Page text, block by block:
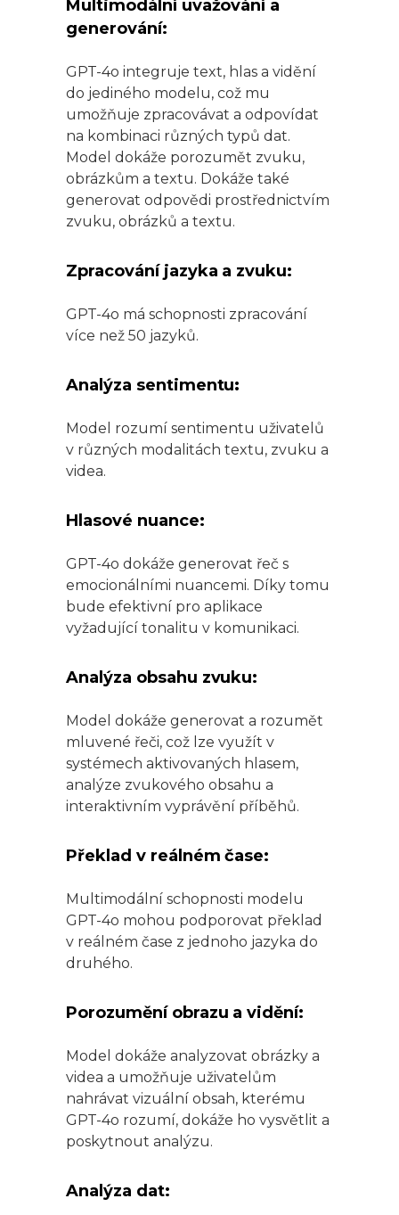
Multimodální uvažování a
generování:
GPT-4o integruje text, hlas a vidění
do jediného modelu, což mu
umožňuje zpracovávat a odpovídat
na kombinaci různých typů dat.
Model dokáže porozumět zvuku,
obrázkům a textu. Dokáže také
generovat odpovědi prostřednictvím
zvuku, obrázků a textu.
Zpracování jazyka a zvuku:
GPT-4o má schopnosti zpracování
více než 50 jazyků.
Analýza sentimentu:
Model rozumí sentimentu uživatelů
v různých modalitách textu, zvuku a
videa.
Hlasové nuance:
GPT-4o dokáže generovat řeč s
emocionálními nuancemi. Díky tomu
bude efektivní pro aplikace
vyžadující tonalitu v komunikaci.
Analýza obsahu zvuku:
Model dokáže generovat a rozumět
mluvené řeči, což lze využít v
systémech aktivovaných hlasem,
analýze zvukového obsahu a
interaktivním vyprávění příběhů.
Překlad v reálném čase:
Multimodální schopnosti modelu
GPT-4o mohou podporovat překlad
v reálném čase z jednoho jazyka do
druhého.
Porozumění obrazu a vidění:
Model dokáže analyzovat obrázky a
videa a umožňuje uživatelům
nahrávat vizuální obsah, kterému
GPT-4o rozumí, dokáže ho vysvětlit a
poskytnout analýzu.
Analýza dat: